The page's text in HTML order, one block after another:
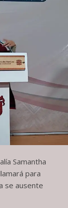
Samantha
para
se ausente